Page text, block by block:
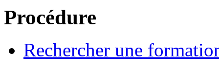
Procédure
Rechercher une